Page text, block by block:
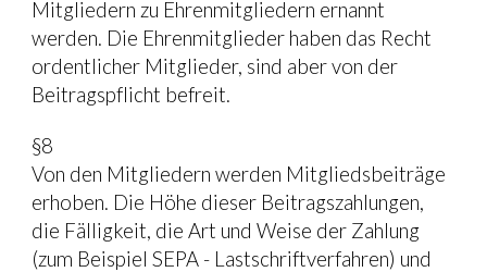
Mitgliedern zu Ehrenmitgliedern ernannt
werden. Die Ehrenmitglieder haben das Recht
ordentlicher Mitglieder, sind aber von der
Beitragspflicht befreit.
§8
Von den Mitgliedern werden Mitgliedsbeiträge
erhoben. Die Höhe dieser Beitragszahlungen,
die Fälligkeit, die Art und Weise der Zahlung
(zum Beispiel SEPA - Lastschriftverfahren) und